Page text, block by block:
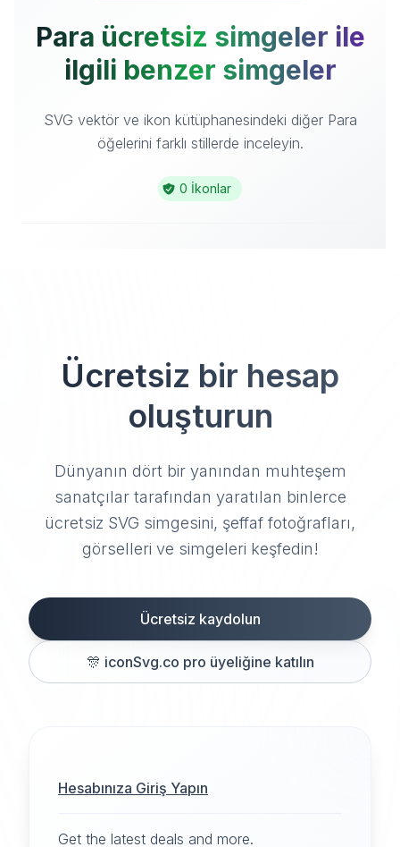
Para ücretsiz simgeler ile
ilgili benzer simgeler
SVG vektör ve ikon kütüphanesindeki diğer Para
öğelerini farklı stillerde inceleyin.
0 İkonlar
Ücretsiz bir hesap
oluşturun
Dünyanın dört bir yanından muhteşem
sanatçılar tarafından yaratılan binlerce
ücretsiz SVG simgesini, şeffaf fotoğrafları,
görselleri ve simgeleri keşfedin!
Ücretsiz kaydolun
🎊 iconSvg.co pro üyeliğine katılın
Hesabınıza Giriş Yapın
Get the latest deals and more.